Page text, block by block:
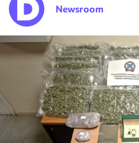
Newsroom